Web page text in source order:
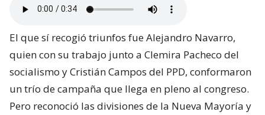
El que sí recogió triunfos fue Alejandro Navarro,
quien con su trabajo junto a Clemira Pacheco del
socialismo y Cristián Campos del PPD, conformaron
un trío de campaña que llega en pleno al congreso.
Pero reconoció las divisiones de la Nueva Mayoría y